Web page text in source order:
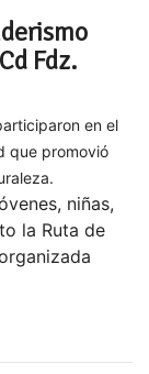
Fdz.
en el
que promovió
niñas,
la Ruta de